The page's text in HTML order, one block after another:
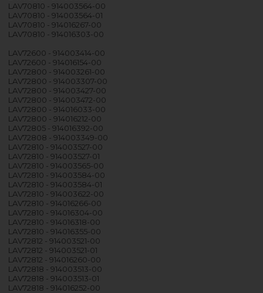
LAV70810 - 914003564-00
LAV70810 - 914003564-01
LAV70810 - 914016267-00
LAV70810 - 914016303-00
LAV72600 - 914003414-00
LAV72600 - 914016154-00
LAV72800 - 914003261-00
LAV72800 - 914003307-00
LAV72800 - 914003427-00
LAV72800 - 914003472-00
LAV72800 - 914016033-00
LAV72800 - 914016212-00
LAV72805 - 914016392-00
LAV72808 - 914003349-00
LAV72810 - 914003527-00
LAV72810 - 914003527-01
LAV72810 - 914003565-00
LAV72810 - 914003584-00
LAV72810 - 914003584-01
LAV72810 - 914003622-00
LAV72810 - 914016266-00
LAV72810 - 914016304-00
LAV72810 - 914016318-00
LAV72810 - 914016355-00
LAV72812 - 914003521-00
LAV72812 - 914003521-01
LAV72812 - 914016260-00
LAV72818 - 914003513-00
LAV72818 - 914003513-01
LAV72818 - 914016252-00